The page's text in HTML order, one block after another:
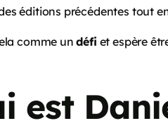
éditions précédentes tout
comme undéfi et espère
est